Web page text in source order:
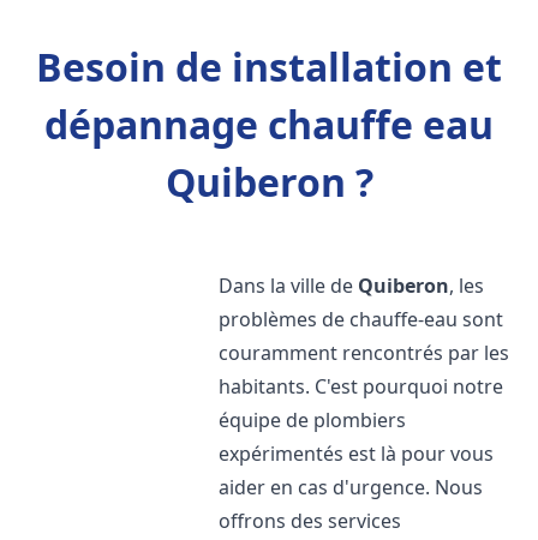
Besoin de installation et
dépannage chauffe eau
Quiberon ?
Dans la ville de Quiberon, les
problèmes de chauffe-eau sont
couramment rencontrés par les
habitants. C'est pourquoi notre
équipe de plombiers
expérimentés est là pour vous
aider en cas d'urgence. Nous
offrons des services